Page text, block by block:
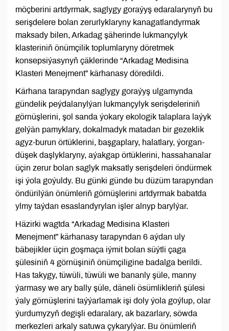
möçberini artdyrmak, saglygy goraýyş edaralarynyň bu
serişdelere bolan zerurlyklaryny kanagatlandyrmak
maksady bilen, Arkadag şäherinde lukmançylyk
klasteriniň önümçilik toplumlaryny döretmek
konsepsiýasynyň çäklerinde “Arkadag Medisina
Klasteri Menejment” kärhanasy döredildi.
Kärhana tarapyndan saglygy goraýyş ulgamynda
gündelik peýdalanylýan lukmançylyk serişdeleriniň
görnüşlerini, şol sanda ýokary ekologik talaplara laýyk
gelýän pamyklary, dokalmadyk matadan bir gezeklik
agyz-burun örtüklerini, başgaplary, halatlary, ýorgan-
düşek daşlyklaryny, aýakgap örtüklerini, hassahanalar
üçin zerur bolan saglyk maksatly serişdeleri öndürmek
işi ýola goýuldy. Bu günki günde bu düzüm tarapyndan
öndürilýän önümleriň görnüşlerini artdyrmak babatda
ylmy taýdan esaslandyrylan işler alnyp barylýar.
Häzirki wagtda “Arkadag Medisina Klasteri
Menejment” kärhanasy tarapyndan 6 aýdan uly
bäbejikler üçin goşmaça iýmit bolan süýtli çaga
şülesiniň 4 görnüşiniň önümçiligine badalga berildi.
Has takygy, tüwüli, tüwüli we bananly şüle, manny
ýarmasy we ary bally şüle, däneli ösümlikleriň şülesi
ýaly görnüşlerini taýýarlamak işi doly ýola goýlup, olar
ýurdumyzyň degişli edaralary, ak bazarlary, söwda
merkezleri arkaly satuwa çykarylýar. Bu önümleriň